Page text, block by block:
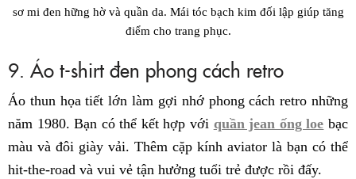
sơ mi đen hững hờ và quần da. Mái tóc bạch kim đối lập giúp tăng
điểm cho trang phục.
9. Áo t-shirt đen phong cách retro
Áo thun họa tiết lớn làm gợi nhớ phong cách retro những
năm 1980. Bạn có thể kết hợp với quần jean ống loe bạc
màu và đôi giày vải. Thêm cặp kính aviator là bạn có thể
hit-the-road và vui vẻ tận hưởng tuổi trẻ được rồi đấy.